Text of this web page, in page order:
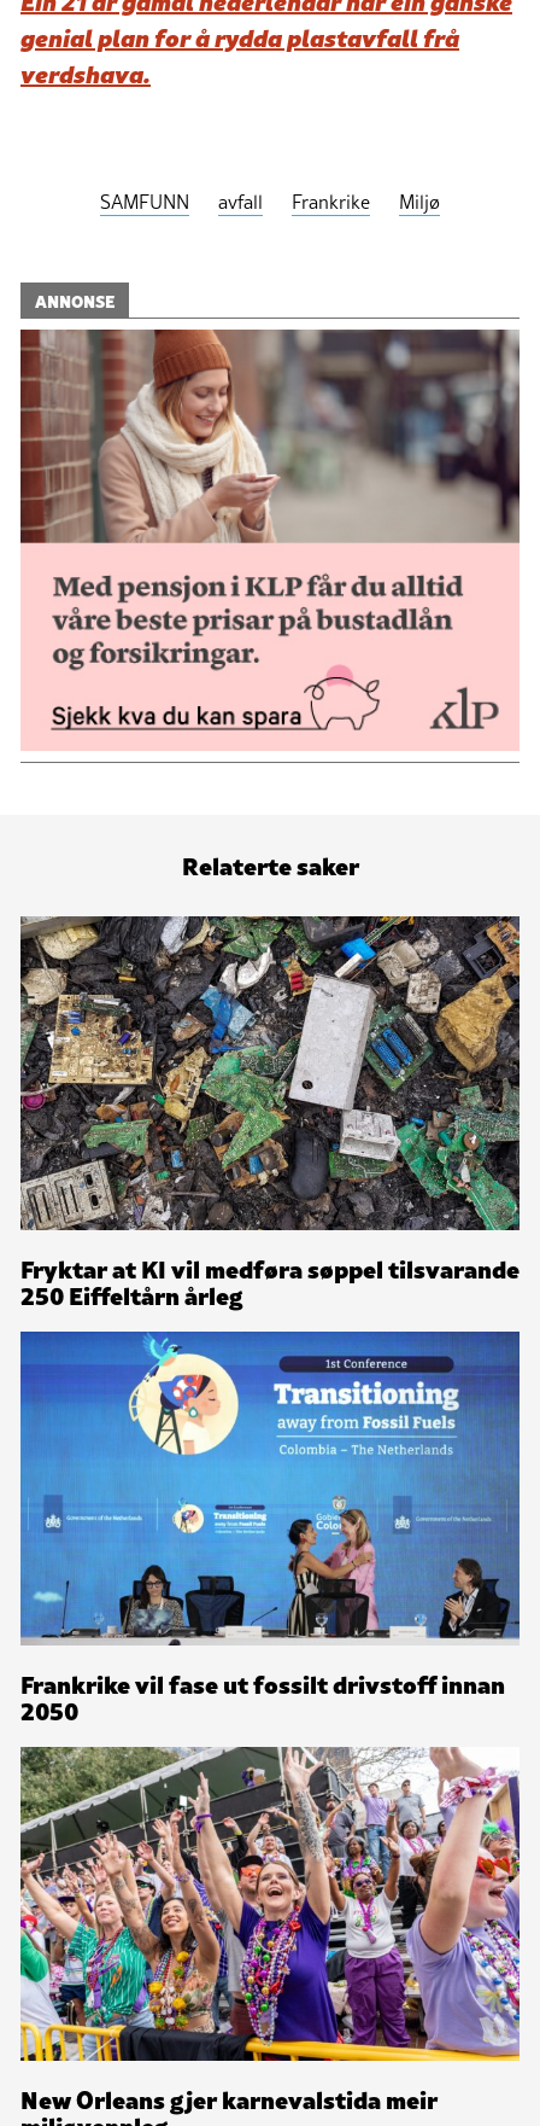
genial plan for å rydda plastavfall frå
verdshava.
SAMFUNN avfall Frankrike Miljø
ANNONSE
Relaterte saker
Fryktar at KI vil medføra søppel tilsvarande
250 Eiffeltårn årleg
Frankrike vil fase ut fossilt drivstoff innan
2050
New Orleans gjer karnevalstida meir